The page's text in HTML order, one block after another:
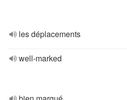
les déplacements
well-marked